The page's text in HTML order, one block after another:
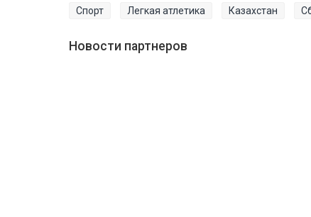
Спорт Легкая атлетика Казахстан
Новости партнеров